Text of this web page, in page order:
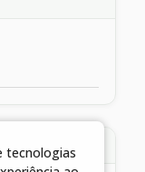
tecnologias